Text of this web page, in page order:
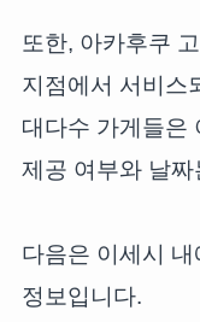
또한, 아카후쿠
지점에서 서비스
대다수 가게들은
제공 여부와 날
다음은 이세시
정보입니다.